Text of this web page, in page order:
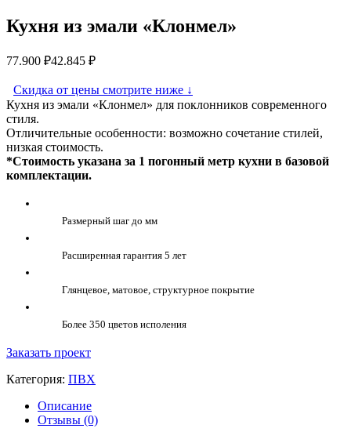
Кухня из эмали «Клонмел»
77.900 ₽42.845 ₽
Скидка от цены смотрите ниже ↓
Кухня из эмали «Клонмел» для поклонников современного
стиля.
Отличительные особенности: возможно сочетание стилей,
низкая стоимость.
*Стоимость указана за 1 погонный метр кухни в базовой
комплектации.
Размерный шаг до мм
Расширенная гарантия 5 лет
Глянцевое, матовое, структурное покрытие
Более 350 цветов исполения
Заказать проект
Категория: ПВХ
Описание
Отзывы (0)